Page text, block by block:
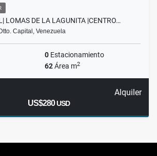
LOMAS DE LA LAGUNITA |CENTRO…
Capital, Venezuela
0 Estacionamiento
62Área m2
Alquiler
US$280USD